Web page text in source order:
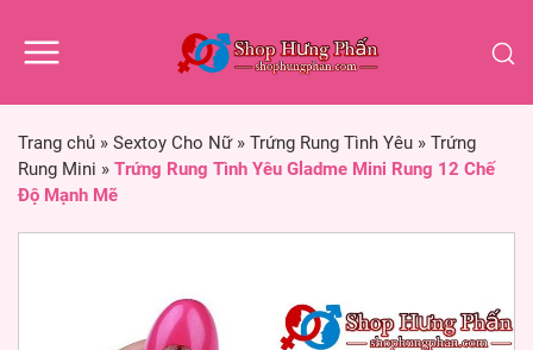
Trang chủ » Sextoy Cho Nữ» Trứng Rung Tình Yêu » Trứng
Rung Mini » Trứng Rung Tình Yêu Gladme Mini Rung 12 Chế
Độ Mạnh Mẽ